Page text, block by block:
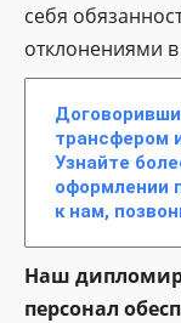
себя
отклонениями
трансфером
Узнайте
оформлении
к нам,
Наш
персонал